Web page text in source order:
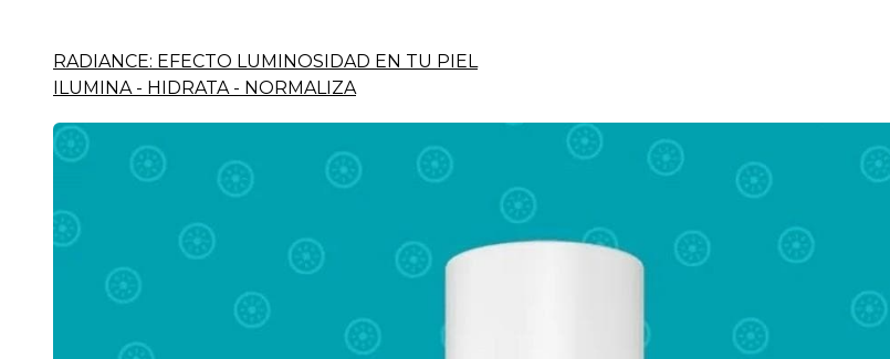
RADIANCE: EFECTO LUMINOSIDAD EN TU PIEL
ILUMINA - HIDRATA - NORMALIZA